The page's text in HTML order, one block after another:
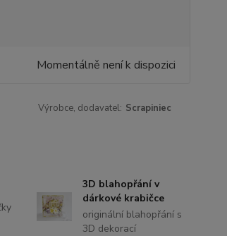
Momentálně není k dispozici
Výrobce, dodavatel: Scrapiniec
3D blahopřání v
dárkové krabičce
originální blahopřání s
3D dekorací